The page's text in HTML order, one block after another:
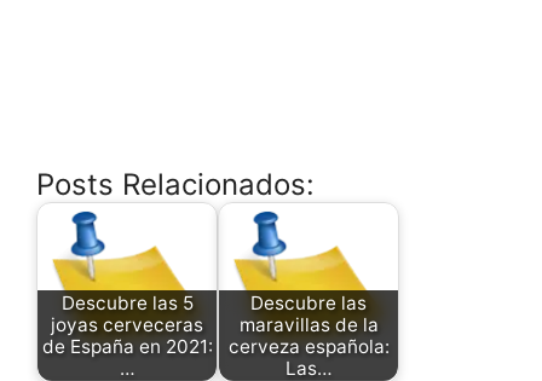
Posts Relacionados:
Descubre las 5
joyas cerveceras
de España en 2021:
…
Descubre las
maravillas de la
cerveza española:
Las…